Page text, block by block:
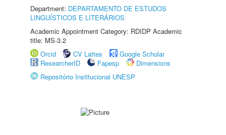
Department: DEPARTAMENTO DE ESTUDOS
LINGUÍSTICOS E LITERÁRIOS
Academic Appointment Category: RDIDP Academic
title: MS-3.2
Orcid
CV Lattes
Google Scholar
ResearcherID
Fapesp
Dimensions
Repositório Institucional UNESP